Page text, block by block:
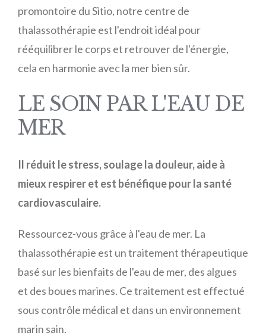
promontoire du Sìtio, notre centre de
thalassothérapie est l'endroit idéal pour
rééquilibrer le corps et retrouver de l'énergie,
cela en harmonie avec la mer bien sûr.
LE SOIN PAR L'EAU DE
MER
Il réduit le stress, soulage la douleur, aide à
mieux respirer et est bénéfique pour la santé
cardiovasculaire.
Ressourcez-vous grâce à l'eau de mer. La
thalassothérapie est un traitement thérapeutique
basé sur les bienfaits de l'eau de mer, des algues
et des boues marines. Ce traitement est effectué
sous contrôle médical et dans un environnement
marin sain.